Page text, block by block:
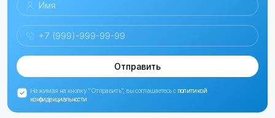
Отправить
Нажимая на кнопку "Отправить", вы соглашаетесь с политикой
конфиденциальности